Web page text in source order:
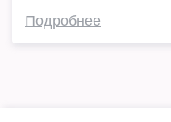
Подробнее